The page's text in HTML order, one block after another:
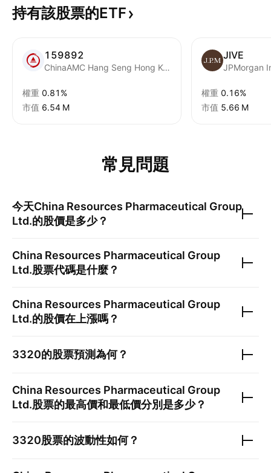
持有該股票的ETF
159892
ChinaAMC Hang Seng Hong Kong-Listed Biotech Index ETF Units A
權重 0.81%
市值 ‪6.54 M‬
JIVE
權重 0.16%
市值 ‪5.66 M‬
常見問題
今天China Resources Pharmaceutical Group
Ltd.的股價是多少？
China Resources Pharmaceutical Group
Ltd.股票代碼是什麼？
China Resources Pharmaceutical Group
Ltd.的股價在上漲嗎？
3320的股票預測為何？
China Resources Pharmaceutical Group
Ltd.股票的最高價和最低價分別是多少？
3320股票的波動性如何？